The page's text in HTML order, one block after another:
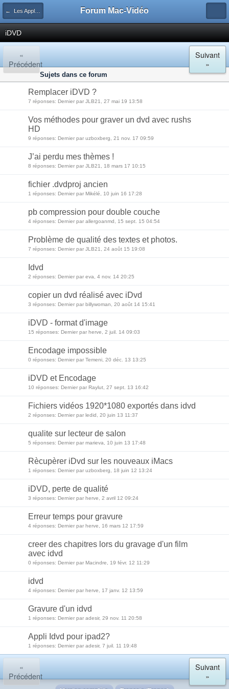
← Les Applications Vidéo Forum Mac-Vidéo
iDVD
«
Précédent
Suivant
»
Sujets dans ce forum
Remplacer iDVD ?
7 réponses: Dernier par JLB21, 27 mai 19 13:58
Vos méthodes pour graver un dvd avec rushs
HD
9 réponses: Dernier par uzboxberg, 21 nov. 17 09:59
J’ai perdu mes thèmes !
8 réponses: Dernier par JLB21, 18 mars 17 10:15
fichier .dvdproj ancien
1 réponses: Dernier par Mikélé, 10 juin 16 17:28
pb compression pour double couche
4 réponses: Dernier par allergoanmd, 15 sept. 15 04:54
Problème de qualité des textes et photos.
7 réponses: Dernier par JLB21, 24 août 15 19:08
Idvd
2 réponses: Dernier par eva, 4 nov. 14 20:25
copier un dvd réalisé avec iDvd
3 réponses: Dernier par billywoman, 20 août 14 15:41
iDVD - format d'image
15 réponses: Dernier par herve, 2 juil. 14 09:03
Encodage impossible
0 réponses: Dernier par Temeni, 20 déc. 13 13:25
iDVD et Encodage
10 réponses: Dernier par Raylut, 27 sept. 13 16:42
Fichiers vidéos 1920*1080 exportés dans idvd
2 réponses: Dernier par ledid, 20 juin 13 11:37
qualite sur lecteur de salon
5 réponses: Dernier par marieva, 10 juin 13 17:48
Rècupèrer iDvd sur les nouveaux iMacs
1 réponses: Dernier par uzboxberg, 18 juin 12 13:24
iDVD, perte de qualité
3 réponses: Dernier par herve, 2 avril 12 09:24
Erreur temps pour gravure
4 réponses: Dernier par herve, 16 mars 12 17:59
creer des chapitres lors du gravage d'un film
avec idvd
0 réponses: Dernier par Macindre, 19 févr. 12 11:29
idvd
4 réponses: Dernier par herve, 17 janv. 12 13:59
Gravure d'un idvd
1 réponses: Dernier par adesir, 29 nov. 11 20:58
Appli Idvd pour ipad2?
1 réponses: Dernier par adesir, 7 juil. 11 19:48
«
Précédent
Suivant
»